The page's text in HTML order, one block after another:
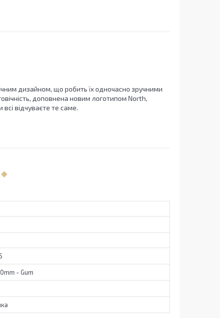
дизайном, що робить їх одночасно зручними
доповнена новим логотипом North,
відчуваєте те саме.
- Gum